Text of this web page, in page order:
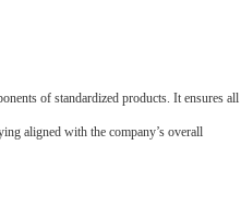
of standardized products. It ensures all
aligned with the company’s overall